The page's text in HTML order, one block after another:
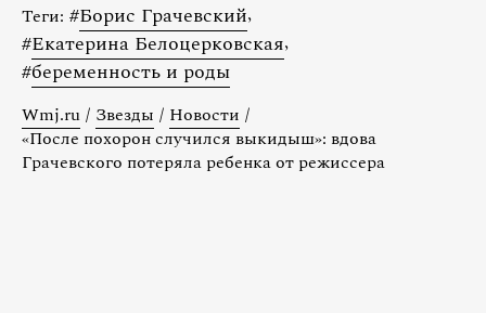
Теги: #Борис Грачевский,
#Екатерина Белоцерковская,
#беременность и роды
Wmj.ru / Звезды / Новости /
«После похорон случился выкидыш»: вдова
Грачевского потеряла ребенка от режиссера